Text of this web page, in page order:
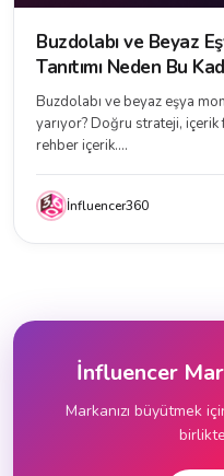
Buzdolabı ve Beyaz
Tanıtımı Neden Bu
Buzdolabı ve beyaz eşya
yarıyor? Doğru strateji,
rehber içerik....
İnfluencer360
İnfluencer
Markanızı büyütmek